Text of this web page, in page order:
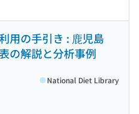
用の手引き : 鹿児島
の解説と分析事例
National Diet Library